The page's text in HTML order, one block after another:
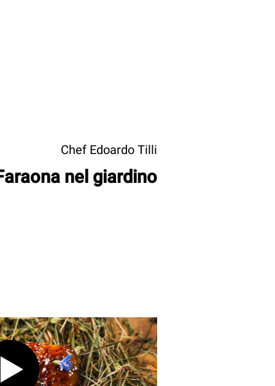
Chef Edoardo Tilli
nel giardino